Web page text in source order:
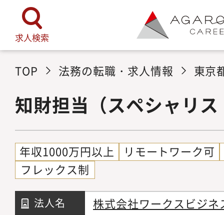
求人検索
TOP 法務の転職・求人情報 東京
知財担当（スペシャリス
年収1000万円以上
リモートワーク可
フレックス制
法人名 株式会社ワークスビジネ